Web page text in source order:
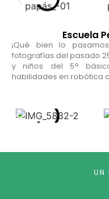
Escuela
¡Qué bien lo
fotografías del pasado
y niños del 5°
habilidades en robótica
UN